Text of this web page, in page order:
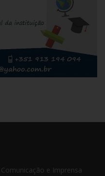
e Imprensa